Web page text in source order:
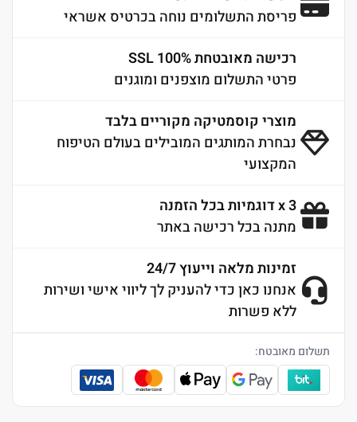
פריסת התשלומים נוחה בכרטיס אשראי
רכישה מאובטחת 100% SSL
פרטי התשלום מוצפנים ומוגנים
מוצרי קוסמטיקה מקוריים בלבד
נבחרת המותגים המובילים בעולם הטיפוח
המקצועי
3 x דוגמיות בכל הזמנה
מתנה בכל רכישה באתר
זמינות מלאה וייעוץ 24/7
אנחנו כאן כדי להעניק לך ליווי אישי ושירות
ללא פשרות
תשלום מאובטח: